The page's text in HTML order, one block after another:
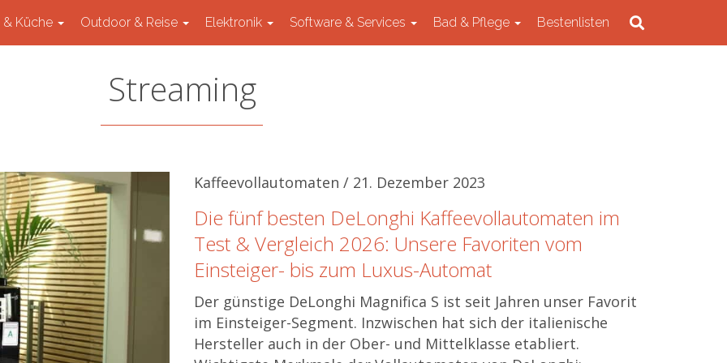
& Küche Outdoor & Reise Elektronik Software & Services Bad & Pflege Bestenlisten
Streaming
Kaffeevollautomaten / 21. Dezember 2023
Die fünf besten DeLonghi Kaffeevollautomaten im
Test & Vergleich 2026: Unsere Favoriten vom
Einsteiger- bis zum Luxus-Automat
Der günstige DeLonghi Magnifica S ist seit Jahren unser Favorit
im Einsteiger-Segment. Inzwischen hat sich der italienische
Hersteller auch in der Ober- und Mittelklasse etabliert.